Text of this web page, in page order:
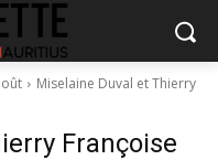
Miselaine Duval et Thierry
Françoise